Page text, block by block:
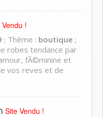
!
; Thème : boutique ;
robes tendance par
fÃ©minine et
vos reves et de
Site Vendu !